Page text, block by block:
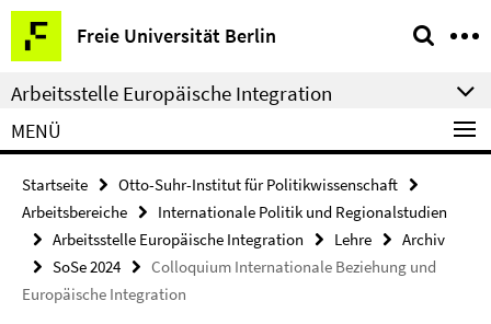
Springe
direkt
zu
Inhalt
Freie Universität Berlin
Service-
Navigation
Arbeitsstelle Europäische Integration
MENÜ
Startseite
Otto-Suhr-Institut für Politikwissenschaft
Arbeitsbereiche
Internationale Politik und Regionalstudien
Arbeitsstelle Europäische Integration
Lehre
Archiv
SoSe 2024
Colloquium Internationale Beziehung und
Europäische Integration